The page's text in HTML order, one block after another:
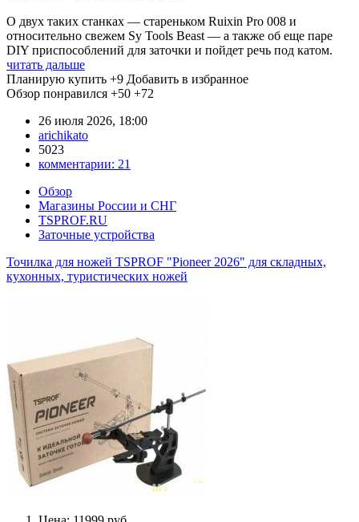
О двух таких станках — стареньком Ruixin Pro 008 и
относительно свежем Sy Tools Beast — а также об еще паре
DIY приспособлений для заточки и пойдет речь под катом.
читать дальше
Планирую купить +9 Добавить в избранное
Обзор понравился +50 +72
26 июля 2026, 18:00
arichikato
5023
комментарии: 21
Обзор
Магазины России и СНГ
TSPROF.RU
Заточные устройства
Точилка для ножей TSPROF "Pioneer 2026" для складных,
кухонных, туристических ножей